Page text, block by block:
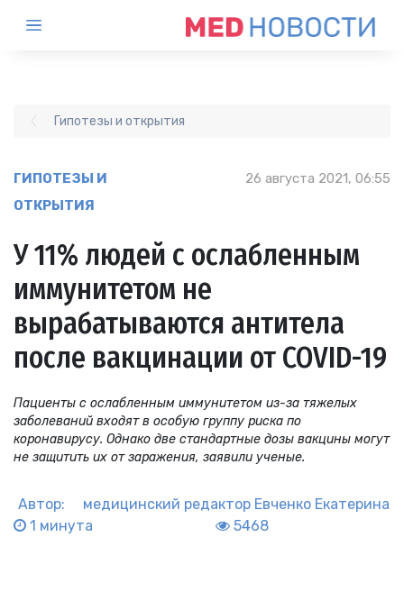
Гипотезы и открытия
ГИПОТЕЗЫ И
ОТКРЫТИЯ
26 августа 2021, 06:55
У 11% людей с ослабленным
иммунитетом не
вырабатываются антитела
после вакцинации от COVID-19
Пациенты с ослабленным иммунитетом из-за тяжелых
заболеваний входят в особую группу риска по
коронавирусу. Однако две стандартные дозы вакцины могут
не защитить их от заражения, заявили ученые.
Автор: медицинский редактор Евченко Екатерина
1 минута
5468